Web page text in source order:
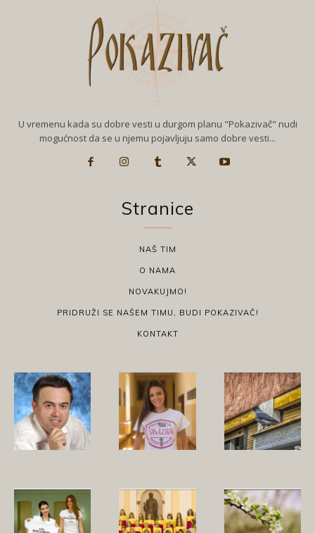
U vremenu kada su dobre vesti u durgom planu "Pokazivač" nudi
mogućnost da se u njemu pojavljuju samo dobre vesti...
Stranice
NAŠ TIM
O NAMA
NOVAKUJMO!
PRIDRUŽI SE NAŠEM TIMU, BUDI POKAZIVAČ!
KONTAKT